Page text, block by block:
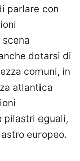
parlare con
dotarsi di
comuni, in
atlantica
pilastri eguali,
europeo.